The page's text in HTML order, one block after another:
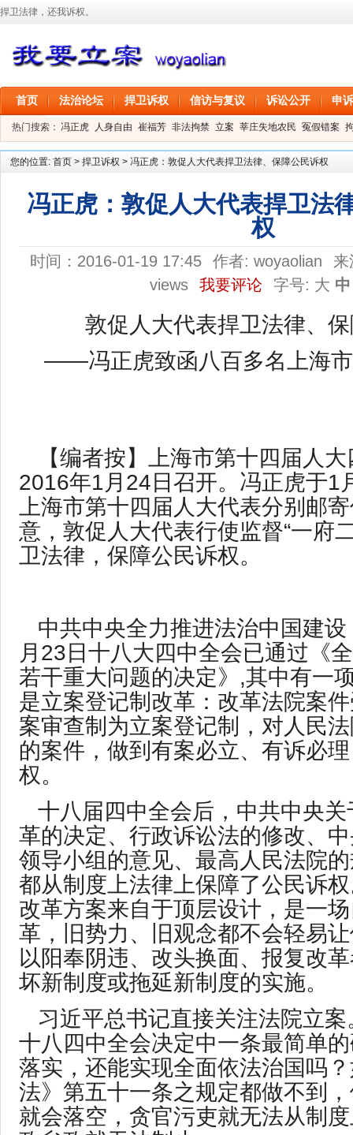
捍卫法律，还我诉权。
首页 法治论坛 捍卫诉权 信访与复议 诉讼公开 申
热门搜索： 冯正虎 人身自由 崔福芳 非法拘禁 立案 莘庄失地农民 冤假错案
叶剑 刑事拘留 信息公开 叶桂香
您的位置: 首页 > 捍卫诉权 > 冯正虎：敦促人大代表捍卫法律、保障公民诉权
冯正虎：敦促人大代表捍卫法
权
时间：2016-01-19 17:45 作者: woyaolian
views
我要评论 字号: 大 中
敦促人大代表捍卫法律、
——冯正虎致函八百多名上海
【编者按】上海市第十四届人
2016年1月24日召开。冯正虎于1
上海市第十四届人大代表分别邮
意，敦促人大代表行使监督“一府
卫法律，保障公民诉权。
中共中央全力推进法治中国建
月23日十八大四中全会已通过《
若干重大问题的决定》,其中有一
是立案登记制改革：改革法院案
案审查制为立案登记制，对人民
的案件，做到有案必立、有诉必
权。
十八届四中全会后，中共中央
革的决定、行政诉讼法的修改、
领导小组的意见、最高人民法院
都从制度上法律上保障了公民诉
改革方案来自于顶层设计，是一
革，旧势力、旧观念都不会轻易
以阳奉阴违、改头换面、报复改
坏新制度或拖延新制度的实施。
习近平总书记直接关注法院立
十八四中全会决定中一条最简单
落实，还能实现全面依法治国吗
法》第五十一条之规定都做不到
就会落空，贪官污吏就无法从制